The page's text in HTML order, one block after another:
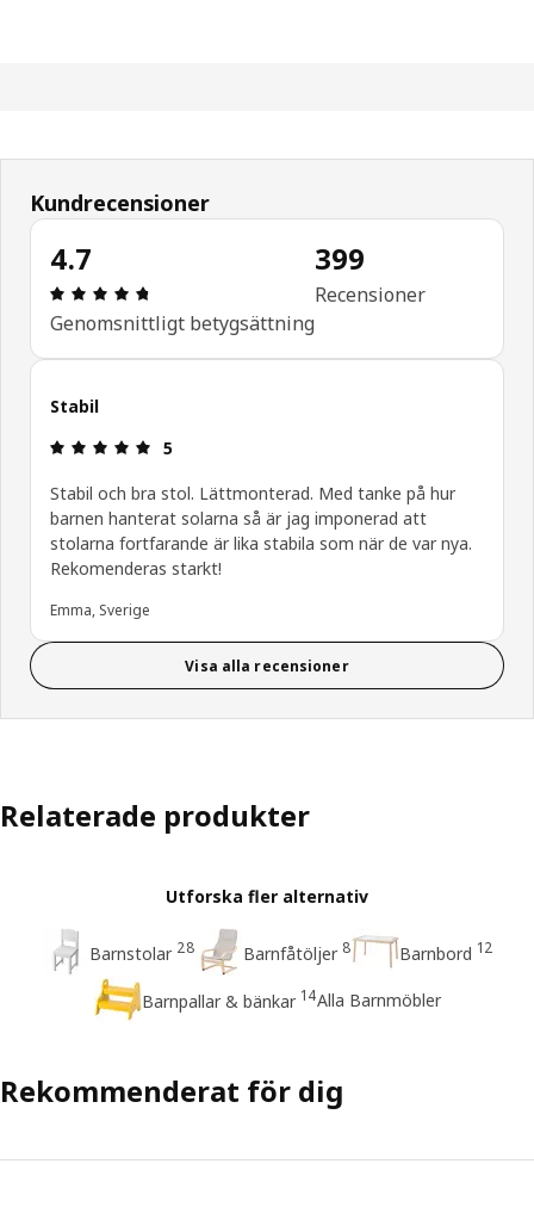
Kundrecensioner
4.7
Recension: 4.7 / 5 stjärnor. Totalt antal
Genomsnittligt betygsättning
399
Recensioner
Stabil
Recension: 5 / 5 stjärnor.
5
Stabil och bra stol. Lättmonterad. Med tanke på hur
barnen hanterat solarna så är jag imponerad att
stolarna fortfarande är lika stabila som när de var nya.
Rekomenderas starkt!
Emma, Sverige
Visa alla recensioner
Relaterade produkter
Utforska fler alternativ
Barnstolar 28 Barnfåtöljer 8 Barnbord 12
Barnpallar & bänkar 14Alla Barnmöbler
Rekommenderat för dig